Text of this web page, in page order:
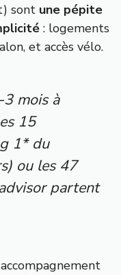
sont une pépite
: logements
et accès vélo.
mois à
15
1* du
ou les 47
partent